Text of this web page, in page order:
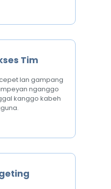
Tim
lan gampang
nganggo
kanggo kabeh